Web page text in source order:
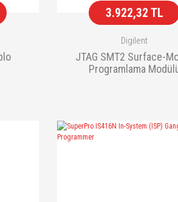
3.922,32 TL
Digilent
JTAG SMT2 Surface-
Programlama